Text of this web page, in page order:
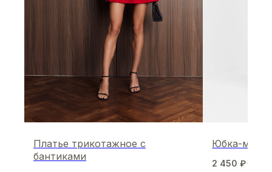
Платье трикотажное с
бантиками
Юбка-мини
2 450 ₽